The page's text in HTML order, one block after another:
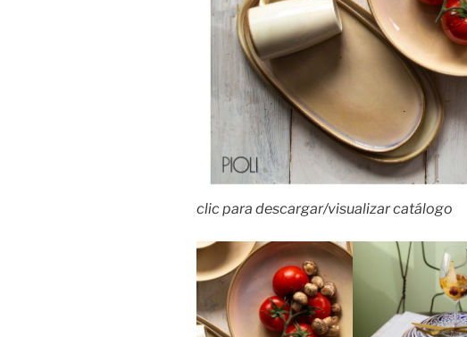
clic para descargar/visualizar catálogo